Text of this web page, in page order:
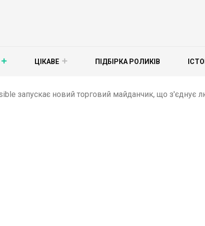
ЦІКАВЕ ПІДБІРКА РОЛИКІВ
запускає новий торговий майданчик, що з'єднує